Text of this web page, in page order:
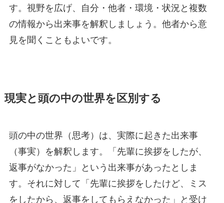
す。視野を広げ、自分・他者・環境・状況と複数
の情報から出来事を解釈しましょう。他者から意
見を聞くこともよいです。
現実と頭の中の世界を区別する
頭の中の世界（思考）は、実際に起きた出来事
（事実）を解釈します。「先輩に挨拶をしたが、
返事がなかった」という出来事があったとしま
す。それに対して「先輩に挨拶をしたけど、ミス
をしたから、返事をしてもらえなかった」と受け